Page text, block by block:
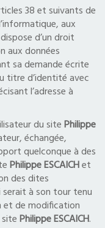
38 et suivants de
aux
d’un droit
aux données
sa demande écrite
titre d’identité avec
l’adresse à
du sitePhilippe
échangée,
quelconque à des
Philippe ESCAICHet
des dites
serait à son tour tenu
et de modification
Philippe ESCAICH.